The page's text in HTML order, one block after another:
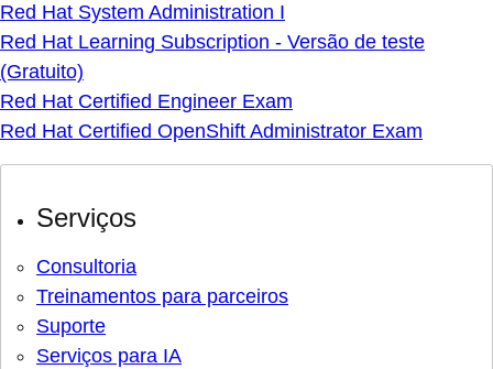
Red Hat System Administration I
Red Hat Learning Subscription - Versão de teste
(Gratuito)
Red Hat Certified Engineer Exam
Red Hat Certified OpenShift Administrator Exam
Serviços
Consultoria
Treinamentos para parceiros
Suporte
Serviços para IA